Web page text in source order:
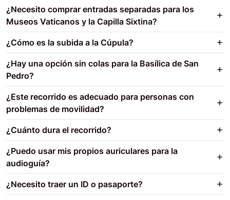
¿Necesito comprar entradas separadas para los
Museos Vaticanos y la Capilla Sixtina?
¿Cómo es la subida a la Cúpula?
¿Hay una opción sin colas para la Basílica de San
Pedro?
¿Este recorrido es adecuado para personas con
problemas de movilidad?
¿Cuánto dura el recorrido?
¿Puedo usar mis propios auriculares para la
audioguía?
¿Necesito traer un ID o pasaporte?